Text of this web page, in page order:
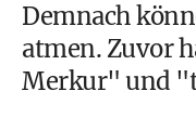
Demnach
atmen. Zuvor
Merkur" und